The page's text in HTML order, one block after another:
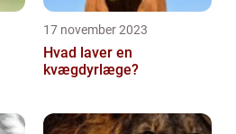
17 november 2023
Hvad laver en
kvægdyrlæge?